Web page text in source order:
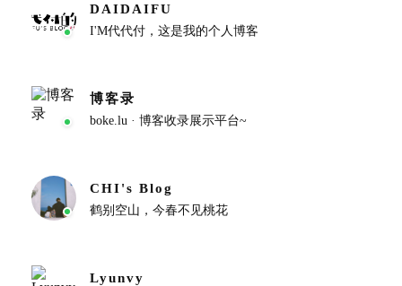
DAIDAIFU
I'M代代付，这是我的个人博客
博客录
boke.lu · 博客收录展示平台~
CHI's Blog
鹤别空山，今春不见桃花
Lyunvy